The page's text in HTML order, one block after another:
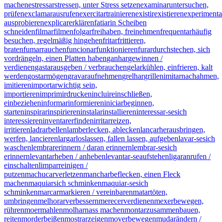
machenestressarstressen, unter Stress setzenexaminaruntersuchen,
prüfenexclamarausrufenexercitartrainierenexistirexistieren
ausprobierenexplicarerklärenfatiarin Scheiben
schneidenfilmarfilmenfolgarfreihaben, freinehmenfrequentarhäufig
besuchen, regelmäßig hingehenfritarfrittieren,
bratenfumarrauchenfuncionarfunktionierenfurardurchstechen, sich
vordrängeln, einen Platten habenganhargewinnen /
verdienengastarausgeben / verbrauchengelarkühlen, einfrieren, kalt
werdengostarmögengravaraufnehmengrelhargrillenimitarnachahmen,
imitierenimportarwichtig sein,
importierenimprimirdruckenincluireinschließen,
einbezieheninformarinformiereniniciarbeginnen,
starteninspirarinspiriereninstalarinstalliereninteressar-sesich
interessiereninventarerfindenirritarreizen,
irritierenladrarbellenlamberlecken, ableckenlançarherausbringen,
werfen, lancierenlargarloslassen, fallen lassen, aufgebenlavar-sesich
waschenlembrarerinnern / daran erinnernlembrar-sesich
erinnernlevantarheben / anhebenlevantar-seaufstehenligaranrufen /
einschaltenlimparreinigen /
putzenmachucarverletzenmancharbeflecken, einen Fleck
machenmaquiarsich schminkenmaquiar-sesich
schminkenmarcarmarkieren / vereinbarenmatartöten,
umbringenmelhorarverbessernmerecerverdienenmexerbewegen,
rührenmoermahlenmolharnass machenmontarzusammenbauen,
reitenmorderbeißenmostrarzeigenmoverbewegenmudarändern /